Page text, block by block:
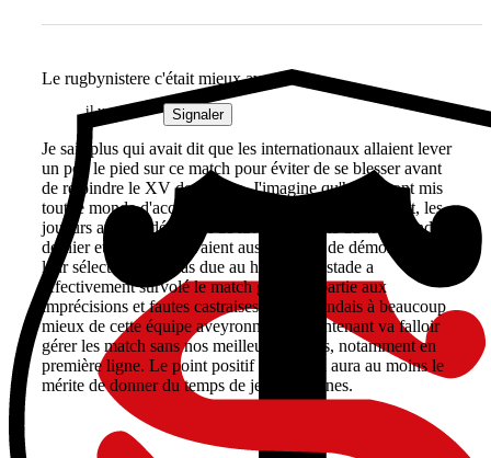
Le rugbynistere c'était mieux avant...
il y a 4 ans Signaler
Je sais plus qui avait dit que les internationaux allaient lever
un peu le pied sur ce match pour éviter de se blesser avant
de rejoindre le XV de France. J'imagine qu'hier ils ont mis
tout le monde d'accord. C'est l'inverse qui s'est produit, les
joueurs avaient déjà envi de laver la défaite du week-end
dernier et en plus ils avaient aussi à cœur de démontrer que
leur sélection n'est pas due au hasard. Le stade a
effectivement survolé le match grâce en partie aux
imprécisions et fautes castraises. Je m'attendais à beaucoup
mieux de cette équipe aveyronnaise. Maintenant va falloir
gérer les match sans nos meilleurs joueurs, notamment en
première ligne. Le point positif est que ça aura au moins le
mérite de donner du temps de jeu aux jeunes.